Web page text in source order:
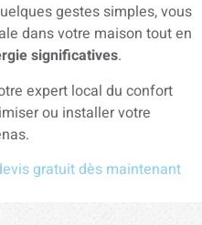
gestes simples, vous
dans votre maison tout en
significatives.
expert local du confort
ou installer votre
gratuit dès maintenant